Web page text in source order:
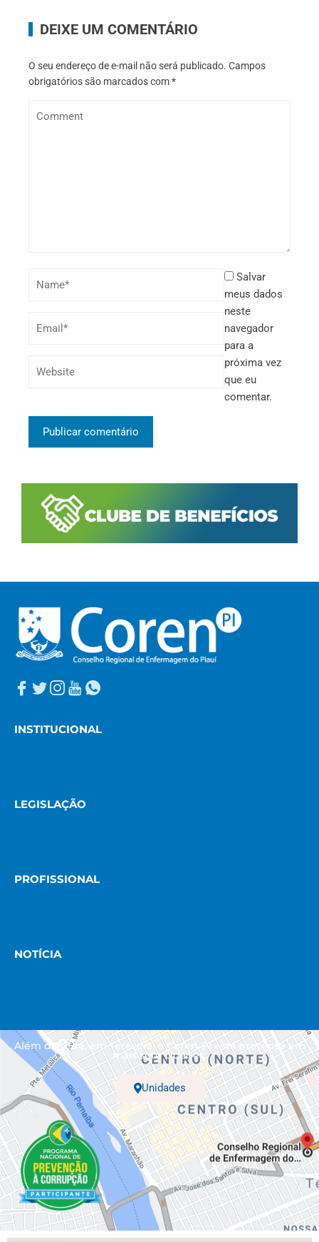
DEIXE UM COMENTÁRIO
O seu endereço de e-mail não será publicado. Campos
obrigatórios são marcados com*
Salvar
meus dados
neste
navegador
para a
próxima vez
que eu
comentar.
INSTITUCIONAL
LEGISLAÇÃO
PROFISSIONAL
NOTÍCIA
Além da sede, em Teresina, o Coren-PI está presente em
mais sete cidades.
Unidades